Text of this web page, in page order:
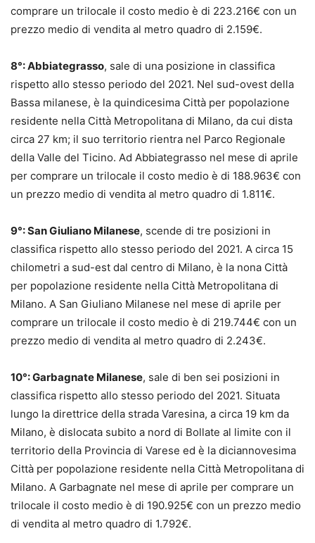
comprare un trilocale il costo medio è di 223.216€ con un
prezzo medio di vendita al metro quadro di 2.159€.
8°: Abbiategrasso, sale di una posizione in classifica
rispetto allo stesso periodo del 2021. Nel sud-ovest della
Bassa milanese, è la quindicesima Città per popolazione
residente nella Città Metropolitana di Milano, da cui dista
circa 27 km; il suo territorio rientra nel Parco Regionale
della Valle del Ticino. Ad Abbiategrasso nel mese di aprile
per comprare un trilocale il costo medio è di 188.963€ con
un prezzo medio di vendita al metro quadro di 1.811€.
9°: San Giuliano Milanese, scende di tre posizioni in
classifica rispetto allo stesso periodo del 2021. A circa 15
chilometri a sud-est dal centro di Milano, è la nona Città
per popolazione residente nella Città Metropolitana di
Milano. A San Giuliano Milanese nel mese di aprile per
comprare un trilocale il costo medio è di 219.744€ con un
prezzo medio di vendita al metro quadro di 2.243€.
10°: Garbagnate Milanese, sale di ben sei posizioni in
classifica rispetto allo stesso periodo del 2021. Situata
lungo la direttrice della strada Varesina, a circa 19 km da
Milano, è dislocata subito a nord di Bollate al limite con il
territorio della Provincia di Varese ed è la diciannovesima
Città per popolazione residente nella Città Metropolitana di
Milano. A Garbagnate nel mese di aprile per comprare un
trilocale il costo medio è di 190.925€ con un prezzo medio
di vendita al metro quadro di 1.792€.